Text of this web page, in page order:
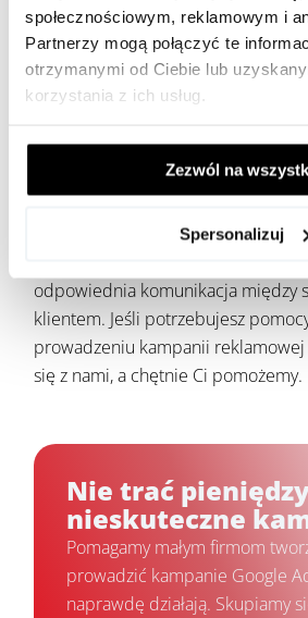
społecznościowym, reklamowym i
Partnerzy mogą połączyć te
otrzymanymi od Ciebie lub
korzystania z ich usług.
Zezwól na
Spersonalizuj
wszystkich możliwości i
dostępny budżet, warto
specjalisty. Takiego, który
dobrze skonstruuje kampanię,
Aby kampanie Google Ads w małej
odpowiednia komunikacja między
klientem. Jeśli potrzebujesz
prowadzeniu kampanii
się z nami, a chętnie Ci pomożemy.
Nie trać
nieskuteczne
Pomagamy małym firmom
prowadzić kampanie Google
naprawdę działają. Skupiamy